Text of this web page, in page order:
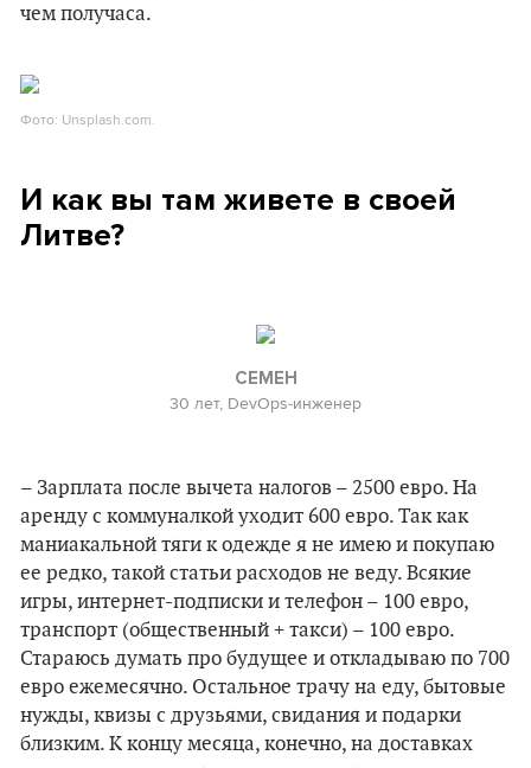
чем получаса.
Фото: Unsplash.com.
И как вы там живете в своей
Литве?
СЕМЕН
30 лет, DevOps-инженер
– Зарплата после вычета налогов – 2500 евро. На
аренду с коммуналкой уходит 600 евро. Так как
маниакальной тяги к одежде я не имею и покупаю
ее редко, такой статьи расходов не веду. Всякие
игры, интернет-подписки и телефон – 100 евро,
транспорт (общественный + такси) – 100 евро.
Стараюсь думать про будущее и откладываю по 700
евро ежемесячно. Остальное трачу на еду, бытовые
нужды, квизы с друзьями, свидания и подарки
близким. К концу месяца, конечно, на доставках